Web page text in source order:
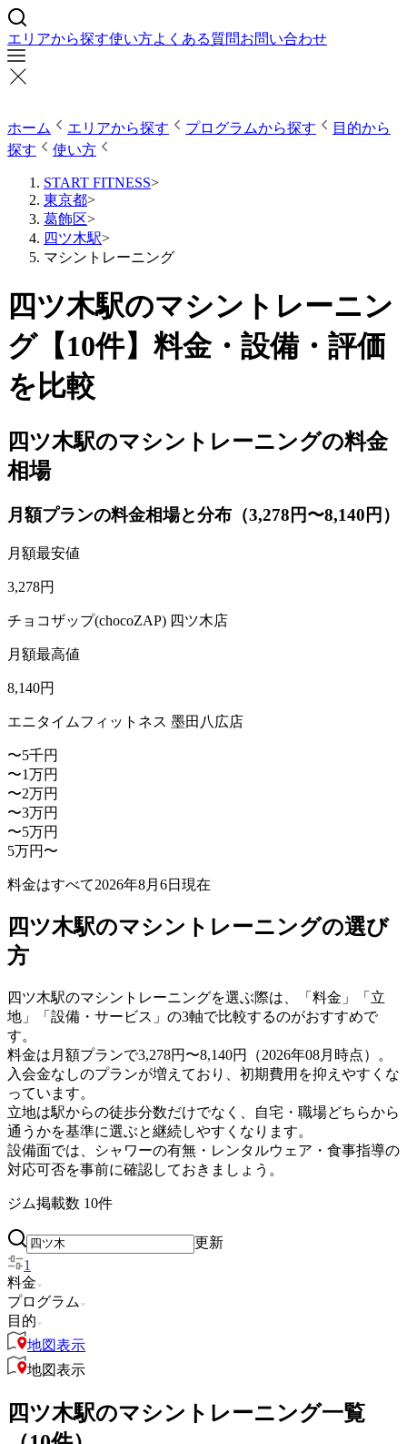
エリアから探す使い方よくある質問お問い合わせ
ホーム エリアから探す プログラムから探す
目的から
探す
使い方
START FITNESS>
東京都>
葛飾区>
四ツ木駅>
マシントレーニング
四ツ木駅のマシントレーニン
グ【10件】料金・設備・評価
を比較
四ツ木駅のマシントレーニングの料金
相場
月額プランの料金相場と分布（3,278円〜8,140円）
月額最安値
3,278円
チョコザップ(chocoZAP) 四ツ木店
月額最高値
8,140円
エニタイムフィットネス 墨田八広店
〜5千円
〜1万円
〜2万円
〜3万円
〜5万円
5万円〜
料金はすべて2026年8月6日 現在
四ツ木駅のマシントレーニングの選び
方
四ツ木駅のマシントレーニングを選ぶ際は、「料金」「立
地」「設備・サービス」の3軸で比較するのがおすすめで
す。
料金は月額プランで3,278円〜8,140円（2026年08月時点）。
入会金なしのプランが増えており、初期費用を抑えやすくな
っています。
立地は駅からの徒歩分数だけでなく、自宅・職場どちらから
通うかを基準に選ぶと継続しやすくなります。
設備面では、シャワーの有無・レンタルウェア・食事指導の
対応可否を事前に確認しておきましょう。
ジム掲載数 10件
更新
1
料金
プログラム
目的
地図表示
地図表示
四ツ木駅のマシントレーニング一覧